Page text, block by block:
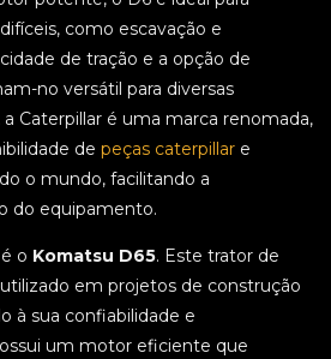
como escavação e
de tração e a opção de
no versátil para diversas
a Caterpillar é uma marca renomada,
de peças caterpillar e
o mundo, facilitando a
do equipamento.
o Komatsu D65. Este trator de
em projetos de construção
à sua confiabilidade e
um motor eficiente que